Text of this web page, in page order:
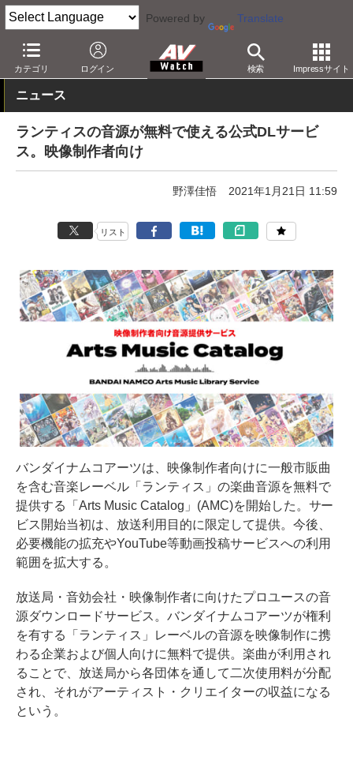
Powered by Translate
カテゴリ ログイン 検索 Impressサイト
AV Watch 製品 映像制作
ニュース
ランティスの音源が無料で使える公式DLサービ
ス。映像制作者向け
野澤佳悟 2021年1月21日 11:59
リスト
バンダイナムコアーツは、映像制作者向けに一般市販曲
を含む音楽レーベル「ランティス」の楽曲音源を無料で
提供する「Arts Music Catalog」(AMC)を開始した。サー
ビス開始当初は、放送利用目的に限定して提供。今後、
必要機能の拡充やYouTube等動画投稿サービスへの利用
範囲を拡大する。
放送局・音効会社・映像制作者に向けたプロユースの音
源ダウンロードサービス。バンダイナムコアーツが権利
を有する「ランティス」レーベルの音源を映像制作に携
わる企業および個人向けに無料で提供。楽曲が利用され
ることで、放送局から各団体を通して二次使用料が分配
され、それがアーティスト・クリエイターの収益になる
という。